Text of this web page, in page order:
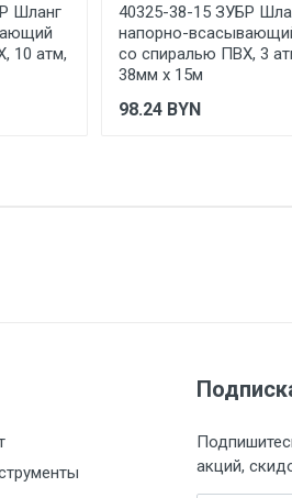
Шланг
10 атм,
40325-38-15 ЗУБР
напорно-
со спиралью ПВХ, 3
38мм х 15м
98.24 BYN
акций,